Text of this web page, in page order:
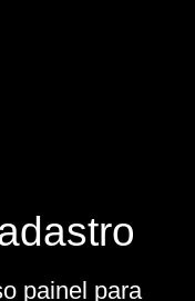
painel para